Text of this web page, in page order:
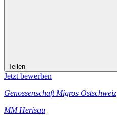
Teilen
Jetzt bewerben
Genossenschaft Migros Ostschweiz
MM Herisau